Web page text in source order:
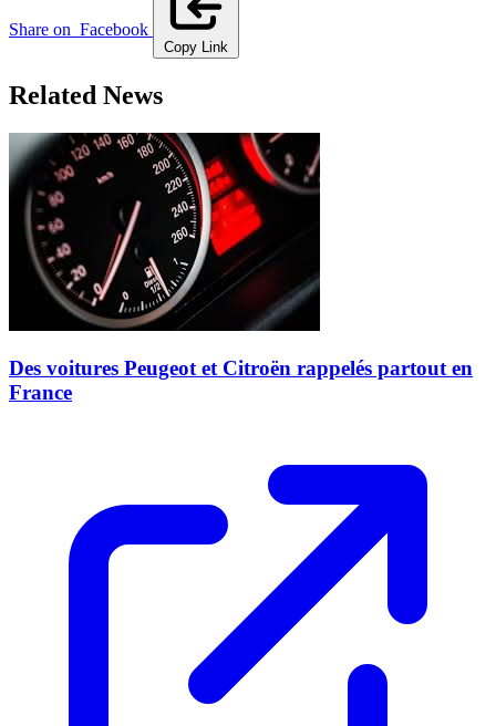
Share on Facebook
Copy Link
Related News
Des voitures Peugeot et Citroën rappelés partout en
France